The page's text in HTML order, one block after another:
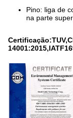
Pino: liga de
na parte